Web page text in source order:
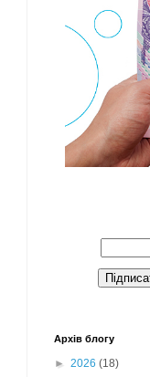
Архів блогу
► 2026 (18)